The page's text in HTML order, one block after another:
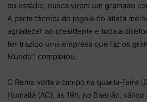
do estádio, nunca viram um gramado
A parte técnica do jogo e do atleta
agradecer ao presidente e toda a
ter trazido uma empresa que faz os
Mundo”, completou.
O Remo volta a campo na quarta-feira
Humaitá (AC), às 19h, no Baenão, válido